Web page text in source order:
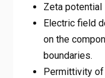
Zeta potential
Electric field
on the
boundaries.
Permittivity of